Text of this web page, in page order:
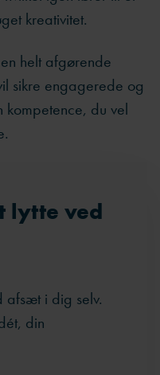
kreativitet.
helt afgørende
sikre engagerede og
du vel
lytte ved
afsæt i dig selv.
din